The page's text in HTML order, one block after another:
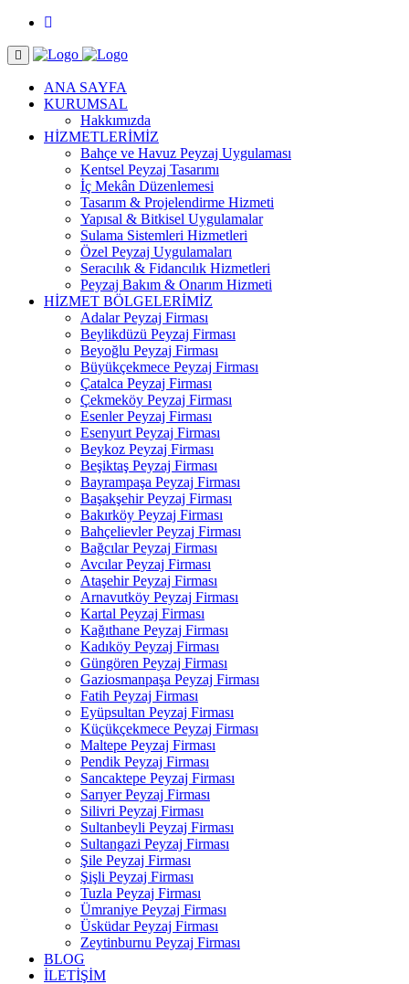
ANA SAYFA
KURUMSAL
Hakkımızda
HİZMETLERİMİZ
Bahçe ve Havuz Peyzaj Uygulaması
Kentsel Peyzaj Tasarımı
İç Mekân Düzenlemesi
Tasarım & Projelendirme Hizmeti
Yapısal & Bitkisel Uygulamalar
Sulama Sistemleri Hizmetleri
Özel Peyzaj Uygulamaları
Seracılık & Fidancılık Hizmetleri
Peyzaj Bakım & Onarım Hizmeti
HİZMET BÖLGELERİMİZ
Adalar Peyzaj Firması
Beylikdüzü Peyzaj Firması
Beyoğlu Peyzaj Firması
Büyükçekmece Peyzaj Firması
Çatalca Peyzaj Firması
Çekmeköy Peyzaj Firması
Esenler Peyzaj Firması
Esenyurt Peyzaj Firması
Beykoz Peyzaj Firması
Beşiktaş Peyzaj Firması
Bayrampaşa Peyzaj Firması
Başakşehir Peyzaj Firması
Bakırköy Peyzaj Firması
Bahçelievler Peyzaj Firması
Bağcılar Peyzaj Firması
Avcılar Peyzaj Firması
Ataşehir Peyzaj Firması
Arnavutköy Peyzaj Firması
Kartal Peyzaj Firması
Kağıthane Peyzaj Firması
Kadıköy Peyzaj Firması
Güngören Peyzaj Firması
Gaziosmanpaşa Peyzaj Firması
Fatih Peyzaj Firması
Eyüpsultan Peyzaj Firması
Küçükçekmece Peyzaj Firması
Maltepe Peyzaj Firması
Pendik Peyzaj Firması
Sancaktepe Peyzaj Firması
Sarıyer Peyzaj Firması
Silivri Peyzaj Firması
Sultanbeyli Peyzaj Firması
Sultangazi Peyzaj Firması
Şile Peyzaj Firması
Şişli Peyzaj Firması
Tuzla Peyzaj Firması
Ümraniye Peyzaj Firması
Üsküdar Peyzaj Firması
Zeytinburnu Peyzaj Firması
BLOG
İLETİŞİM